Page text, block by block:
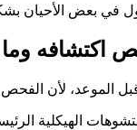
في بعض الأحيان
اكتشافه وما
الموعد، لأن
الهيكلية